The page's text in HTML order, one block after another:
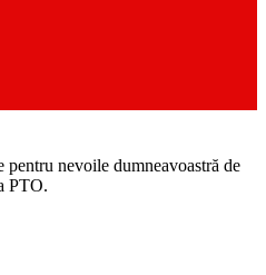
nevoile dumneavoastră de
PTO.